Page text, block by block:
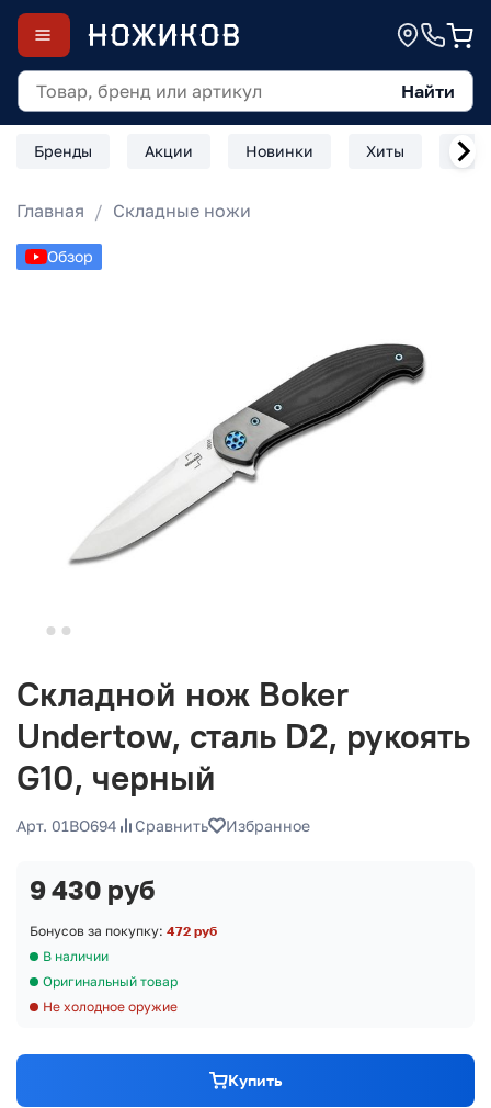
Найти
Бренды Акции Новинки Хиты
Главная Складные ножи
Обзор
Складной нож Boker
Undertow, сталь D2, рукоять
G10, черный
Арт. 01BO694 Сравнить Избранное
9 430 руб
Бонусов за покупку: 472 руб
В наличии
Оригинальный товар
Не холодное оружие
Купить